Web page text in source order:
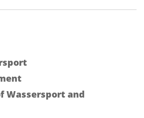
Wassersport and